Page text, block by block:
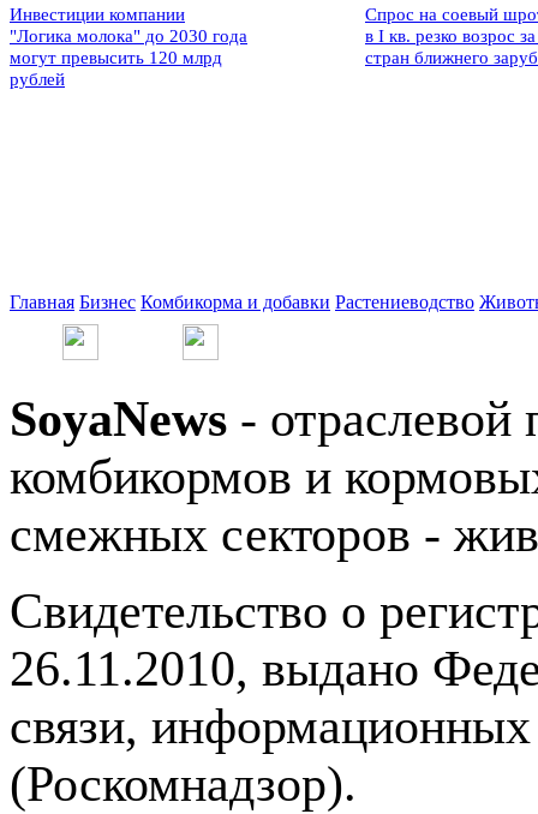
Инвестиции компании
"Логика молока" до 2030 года
могут превысить 120 млрд
рублей
Спрос на соевый
в I кв. резко возрос
стран ближнего
Главная Бизнес Комбикорма и добавки Растениеводство
SoyaNews - отраслевой
комбикормов и
смежных секторов -
Свидетельство о
26.11.2010, выдано
связи,
(Роскомнадзор).